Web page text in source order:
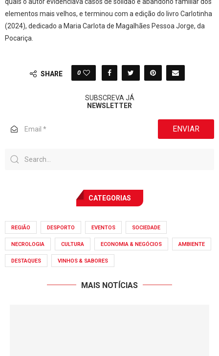
quais o autor evidenciava casos de solidão e abandono familiar dos
elementos mais velhos, e terminou com a edição do livro Carlotinha
(2024), dedicado a Maria Carlota de Magalhães Pessoa Jorge, da
Pocariça.
SHARE 0
SUBSCREVA JÁ
NEWSLETTER
ENVIAR
CATEGORIAS
REGIÃO DESPORTO EVENTOS SOCIEDADE
NECROLOGIA CULTURA ECONOMIA & NEGÓCIOS AMBIENTE
DESTAQUES VINHOS & SABORES
MAIS NOTÍCIAS